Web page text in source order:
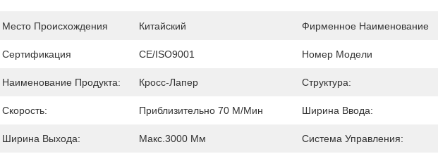
Место Происхождения Китайский Фирменное Наименование
Сертификация CE/ISO9001 Номер Модели
Наименование Продукта: Кросс-Лапер Структура:
Скорость: Приблизительно 70 М/мин Ширина Ввода:
Ширина Выхода: Макс.3000 Мм Система Управления: